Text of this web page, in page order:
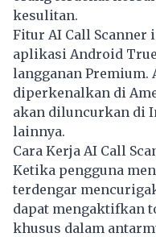
kesulitan.
Fitur AI Call Scanner
aplikasi Android
langganan Premium.
diperkenalkan di
akan diluncurkan di
lainnya.
Cara Kerja AI Call
Ketika pengguna
terdengar
dapat mengaktifkan
khusus dalam